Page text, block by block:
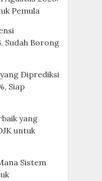
Pemula
Sudah Borong
Diprediksi
Siap
yang
untuk
Sistem